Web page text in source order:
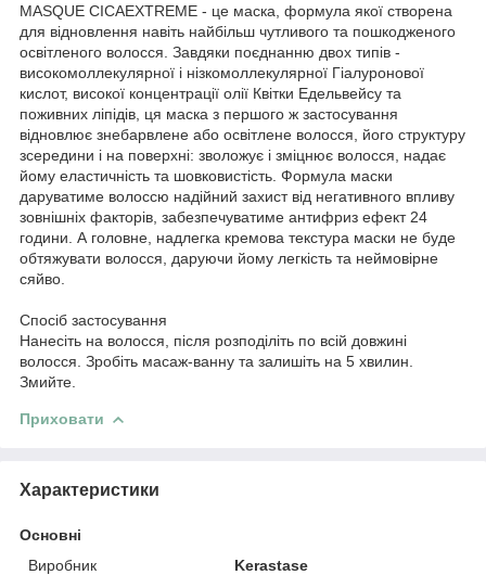
MASQUE CICAEXTREME - це маска, формула якої створена
для відновлення навіть найбільш чутливого та пошкодженого
освітленого волосся. Завдяки поєднанню двох типів -
високомоллекулярної і нізкомоллекулярної Гіалуронової
кислот, високої концентрації олії Квітки Едельвейсу та
поживних ліпідів, ця маска з першого ж застосування
відновлює знебарвлене або освітлене волосся, його структуру
зсередини і на поверхні: зволожує і зміцнює волосся, надає
йому еластичність та шовковистість. Формула маски
даруватиме волоссю надійний захист від негативного впливу
зовнішніх факторів, забезпечуватиме антифриз ефект 24
години. А головне, надлегка кремова текстура маски не буде
обтяжувати волосся, даруючи йому легкість та неймовірне
сяйво.
Спосіб застосування
Нанесіть на волосся, після розподіліть по всій довжині
волосся. Зробіть масаж-ванну та залишіть на 5 хвилин.
Змийте.
Приховати
Характеристики
Основні
Виробник
Kerastase